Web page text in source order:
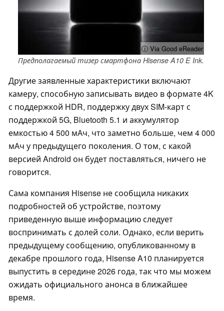
ⓘ Via Good eReader
Предполагаемый тизер смартфона Hisense A10 E Ink.
Другие заявленные характеристики включают
камеру, способную записывать видео в формате 4K
с поддержкой HDR, поддержку двух SIM-карт с
поддержкой 5G, Bluetooth 5.1 и аккумулятор
емкостью 4 500 мАч, что заметно больше, чем 4 000
мАч у предыдущего поколения. О том, с какой
версией Android он будет поставляться, ничего не
говорится.
Сама компания Hisense не сообщила никаких
подробностей об устройстве, поэтому
приведенную выше информацию следует
воспринимать с долей соли. Однако, если верить
предыдущему сообщению, опубликованному в
декабре прошлого года, Hisense A10 планируется
выпустить в середине 2026 года, так что мы можем
ожидать официального анонса в ближайшее
время.